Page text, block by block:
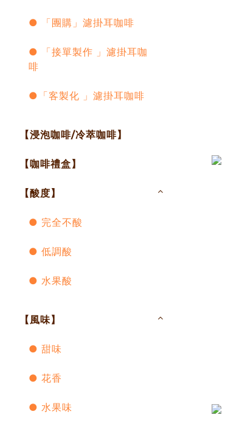
● 「團購」濾掛耳咖啡
● 「接單製作 」濾掛耳咖
啡
●「客製化 」濾掛耳咖啡
【浸泡咖啡/冷萃咖啡】
【咖啡禮盒】
【酸度】
● 完全不酸
● 低調酸
● 水果酸
【風味】
● 甜味
● 花香
● 水果味